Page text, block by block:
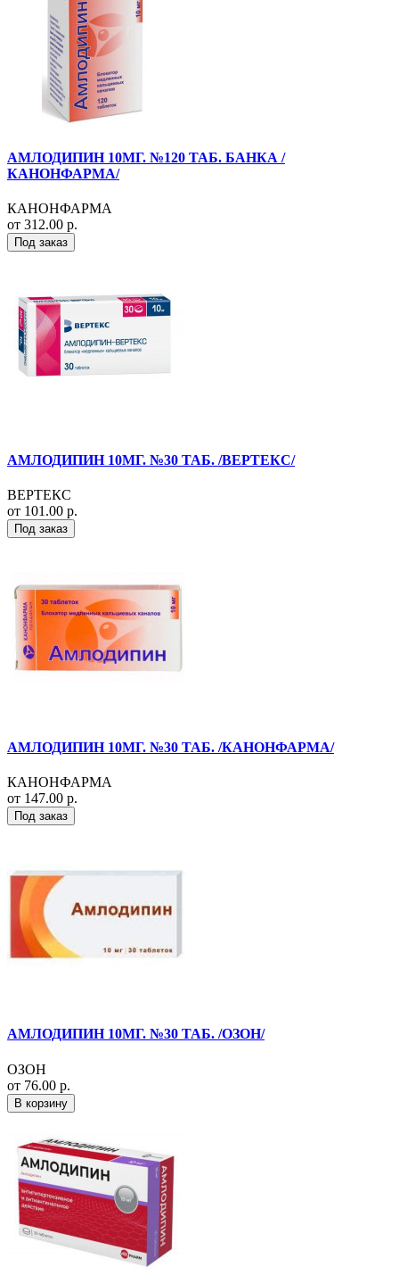
АМЛОДИПИН 10МГ. №120 ТАБ. БАНКА /
КАНОНФАРМА/
КАНОНФАРМА
от 312.00 р.
Под заказ
АМЛОДИПИН 10МГ. №30 ТАБ. /ВЕРТЕКС/
ВЕРТЕКС
от 101.00 р.
Под заказ
АМЛОДИПИН 10МГ. №30 ТАБ. /КАНОНФАРМА/
КАНОНФАРМА
от 147.00 р.
Под заказ
АМЛОДИПИН 10МГ. №30 ТАБ. /ОЗОН/
ОЗОН
от 76.00 р.
В корзину